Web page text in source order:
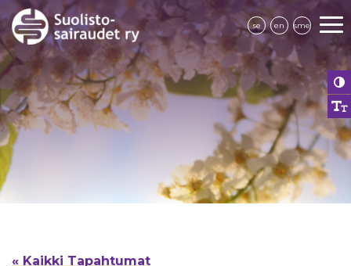
se en sme
« Kaikki Tapahtumat